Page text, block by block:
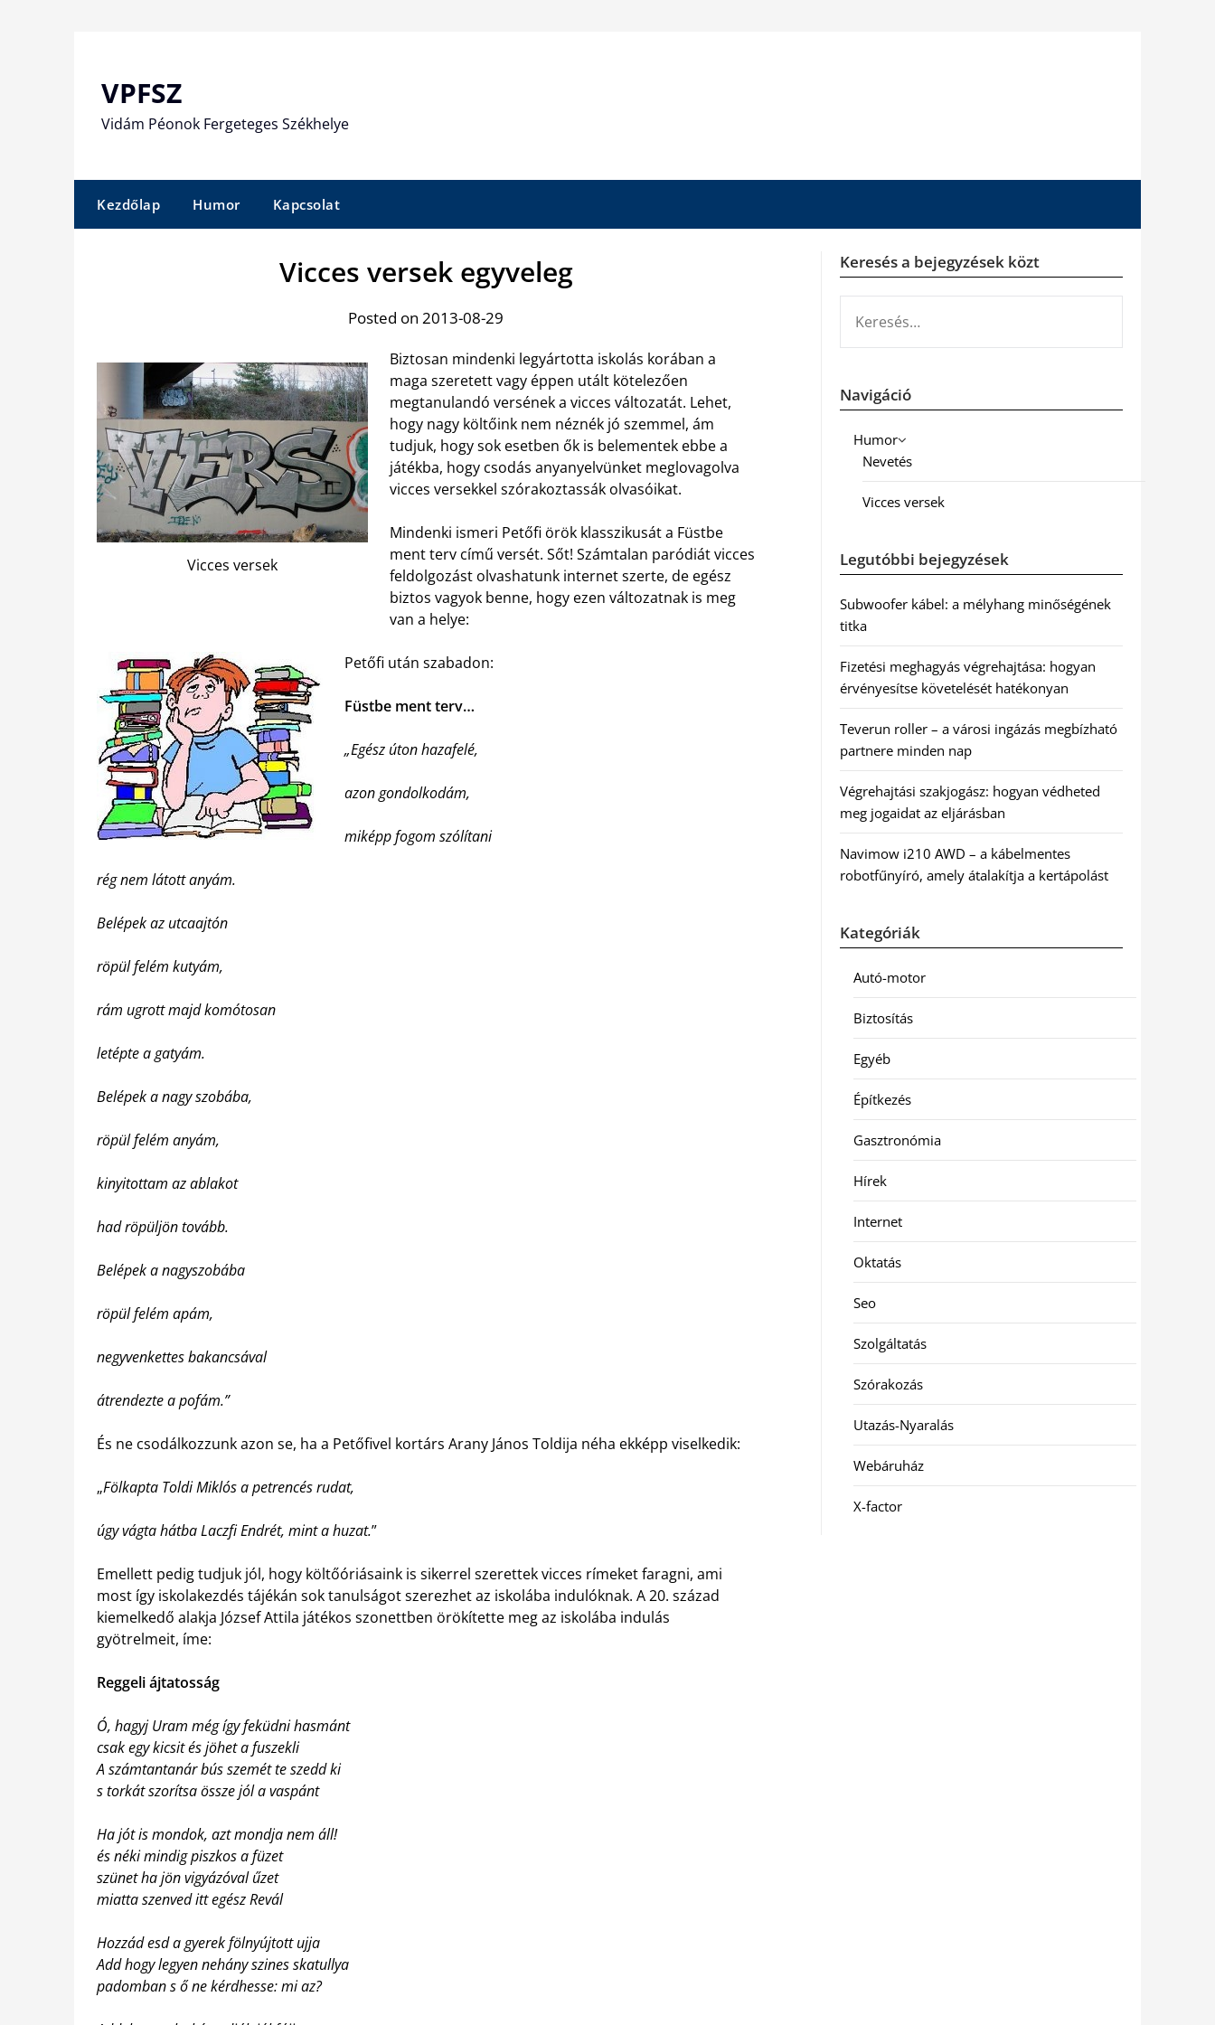
VPFSZ
Vidám Péonok Fergeteges Székhelye
Kezdőlap Humor Kapcsolat
Vicces versek egyveleg
Posted on 2013-08-29
Vicces versek
Biztosan mindenki legyártotta iskolás korában a
maga szeretett vagy éppen utált kötelezően
megtanulandó versének a vicces változatát. Lehet,
hogy nagy költőink nem néznék jó szemmel, ám
tudjuk, hogy sok esetben ők is belementek ebbe a
játékba, hogy csodás anyanyelvünket meglovagolva
vicces versekkel szórakoztassák olvasóikat.
Mindenki ismeri Petőfi örök klasszikusát a Füstbe
ment terv című versét. Sőt! Számtalan paródiát vicces
feldolgozást olvashatunk internet szerte, de egész
biztos vagyok benne, hogy ezen változatnak is meg
van a helye:
Petőfi után szabadon:
Füstbe ment terv…
„Egész úton hazafelé,
azon gondolkodám,
miképp fogom szólítani
rég nem látott anyám.
Belépek az utcaajtón
röpül felém kutyám,
rám ugrott majd komótosan
letépte a gatyám.
Belépek a nagy szobába,
röpül felém anyám,
kinyitottam az ablakot
had röpüljön tovább.
Belépek a nagyszobába
röpül felém apám,
negyvenkettes bakancsával
átrendezte a pofám.”
És ne csodálkozzunk azon se, ha a Petőfivel kortárs Arany János Toldija néha ekképp viselkedik:
„Fölkapta Toldi Miklós a petrencés rudat,
úgy vágta hátba Laczfi Endrét, mint a huzat.”
Emellett pedig tudjuk jól, hogy költőóriásaink is sikerrel szerettek vicces rímeket faragni, ami
most így iskolakezdés tájékán sok tanulságot szerezhet az iskolába indulóknak. A 20. század
kiemelkedő alakja József Attila játékos szonettben örökítette meg az iskolába indulás
gyötrelmeit, íme:
Reggeli ájtatosság
Ó, hagyj Uram még így feküdni hasmánt
csak egy kicsit és jöhet a fuszekli
A számtantanár bús szemét te szedd ki
s torkát szorítsa össze jól a vaspánt
Ha jót is mondok, azt mondja nem áll!
és néki mindig piszkos a füzet
szünet ha jön vigyázóval űzet
miatta szenved itt egész Revál
Hozzád esd a gyerek fölnyújtott ujja
Add hogy legyen nehány szines skatullya
padomban s ő ne kérdhesse: mi az?
Keresés a bejegyzések közt
Navigáció
Humor
Nevetés
Vicces versek
Legutóbbi bejegyzések
Subwoofer kábel: a mélyhang minőségének
titka
Fizetési meghagyás végrehajtása: hogyan
érvényesítse követelését hatékonyan
Teverun roller – a városi ingázás megbízható
partnere minden nap
Végrehajtási szakjogász: hogyan védheted
meg jogaidat az eljárásban
Navimow i210 AWD – a kábelmentes
robotfűnyíró, amely átalakítja a kertápolást
Kategóriák
Autó-motor
Biztosítás
Egyéb
Építkezés
Gasztronómia
Hírek
Internet
Oktatás
Seo
Szolgáltatás
Szórakozás
Utazás-Nyaralás
Webáruház
X-factor